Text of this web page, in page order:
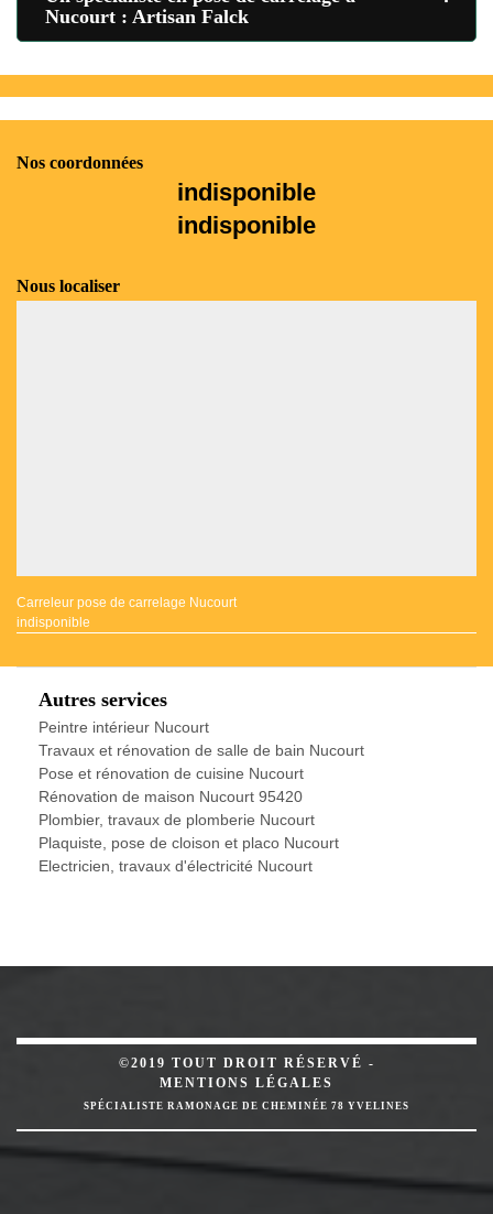
Nucourt : Artisan Falck
Nos coordonnées
indisponible
indisponible
Nous localiser
Carreleur pose de carrelage Nucourt
indisponible
Autres services
Peintre intérieur Nucourt
Travaux et rénovation de salle de bain Nucourt
Pose et rénovation de cuisine Nucourt
Rénovation de maison Nucourt 95420
Plombier, travaux de plomberie Nucourt
Plaquiste, pose de cloison et placo Nucourt
Electricien, travaux d'électricité Nucourt
©2019 TOUT DROIT RÉSERVÉ -
MENTIONS LÉGALES
SPÉCIALISTE RAMONAGE DE CHEMINÉE 78 YVELINES